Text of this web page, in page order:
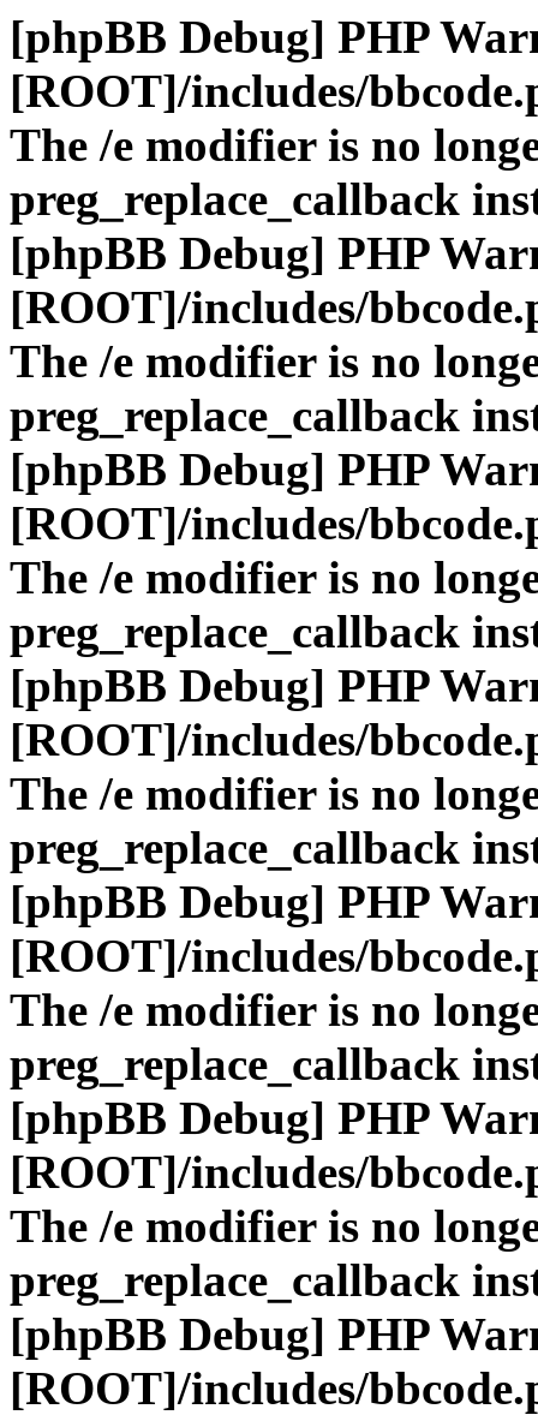
[phpBB Debug] PHP
[ROOT]/includes/
The /e modifier is no
preg_replace_callback
[phpBB Debug] PHP
[ROOT]/includes/
The /e modifier is no
preg_replace_callback
[phpBB Debug] PHP
[ROOT]/includes/
The /e modifier is no
preg_replace_callback
[phpBB Debug] PHP
[ROOT]/includes/
The /e modifier is no
preg_replace_callback
[phpBB Debug] PHP
[ROOT]/includes/
The /e modifier is no
preg_replace_callback
[phpBB Debug] PHP
[ROOT]/includes/
The /e modifier is no
preg_replace_callback
[phpBB Debug] PHP
[ROOT]/includes/